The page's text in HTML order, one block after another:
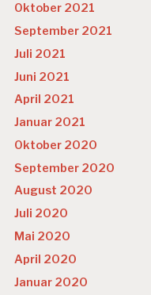
Oktober 2021
September 2021
Juli 2021
Juni 2021
April 2021
Januar 2021
Oktober 2020
September 2020
August 2020
Juli 2020
Mai 2020
April 2020
Januar 2020